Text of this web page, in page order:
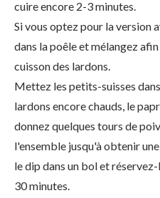
cuire encore 2-3 minutes.
Si vous optez pour la version
dans la poêle et mélangez
cuisson des lardons.
Mettez les petits-suisses
lardons encore chauds, le
donnez quelques tours de
l'ensemble jusqu'à obtenir
le dip dans un bol et
30 minutes.